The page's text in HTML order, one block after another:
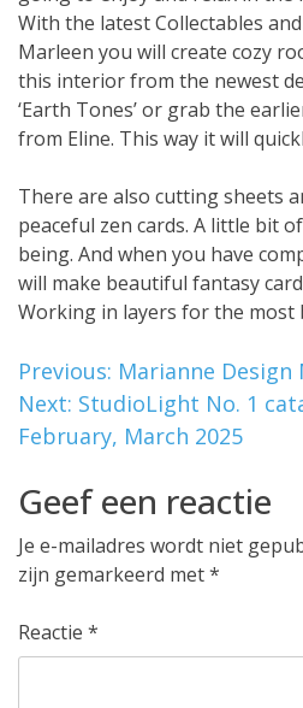
With the latest Collectables
Marleen you will create cozy
this interior from the newest
‘Earth Tones’ or grab the
from Eline. This way it will
There are also cutting sheets
peaceful zen cards. A little bit
being. And when you have
will make beautiful fantasy
Working in layers for the most
Bericht
navigatie
Previous: Marianne Design
Next: StudioLight No. 1
February, March 2025
Geef een reactie
Je e-mailadres wordt niet
zijn gemarkeerd met*
Reactie *